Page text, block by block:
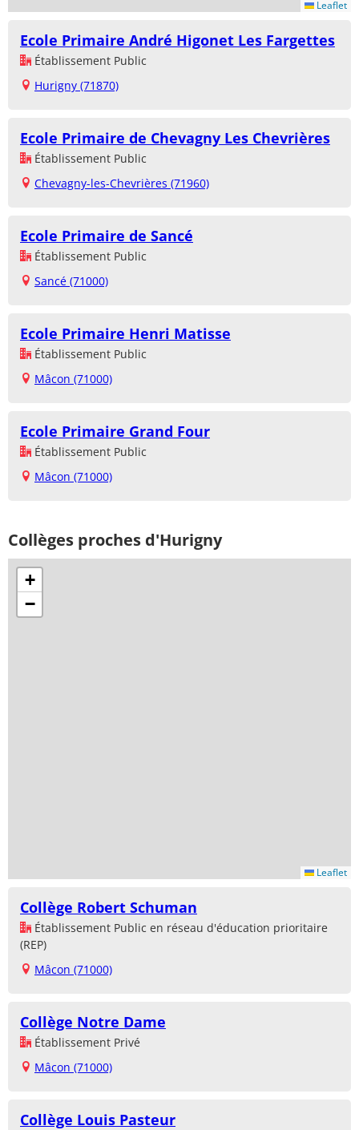
Leaflet
Ecole Primaire André Higonet Les Fargettes
Établissement Public
Hurigny (71870)
Ecole Primaire de Chevagny Les Chevrières
Établissement Public
Chevagny-les-Chevrières (71960)
Ecole Primaire de Sancé
Établissement Public
Sancé (71000)
Ecole Primaire Henri Matisse
Établissement Public
Mâcon (71000)
Ecole Primaire Grand Four
Établissement Public
Mâcon (71000)
Collèges proches d'Hurigny
+
−
Leaflet
Collège Robert Schuman
Établissement Public en réseau d'éducation prioritaire
(REP)
Mâcon (71000)
Collège Notre Dame
Établissement Privé
Mâcon (71000)
Collège Louis Pasteur